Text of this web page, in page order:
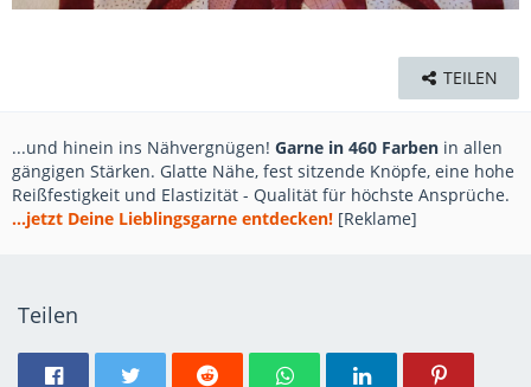
TEILEN
...und hinein ins Nähvergnügen! Garne in 460 Farben in allen
gängigen Stärken. Glatte Nähe, fest sitzende Knöpfe, eine hohe
Reißfestigkeit und Elastizität - Qualität für höchste Ansprüche.
...jetzt Deine Lieblingsgarne entdecken! [Reklame]
Teilen